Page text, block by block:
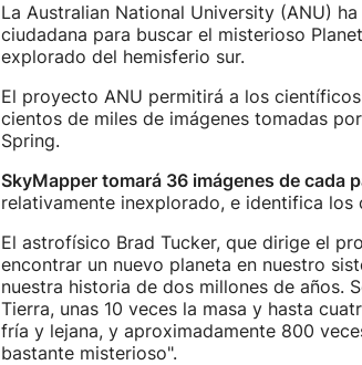
La Australian National University (ANU)
ciudadana para buscar el misterioso
explorado del hemisferio sur.
El proyecto ANU permitirá a los
cientos de miles de imágenes tomadas
Spring.
SkyMapper tomará 36 imágenes de cada
relativamente inexplorado, e identifica
El astrofísico Brad Tucker, que dirige el
encontrar un nuevo planeta en nuestro
nuestra historia de dos millones de años.
Tierra, unas 10 veces la masa y hasta
fría y lejana, y aproximadamente 800
bastante misterioso".